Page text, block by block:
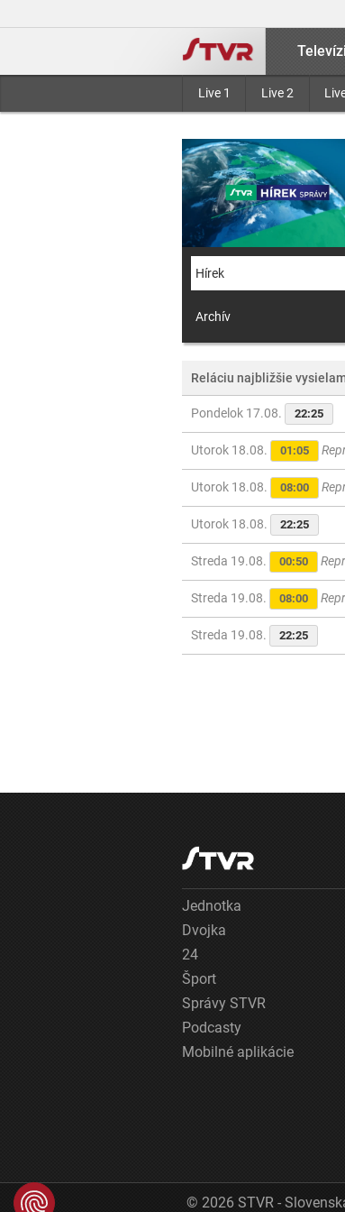
Live 1 Live 2
Hírek
Archív
Reláciu najbližšie
Pondelok 17.08. 22:25
Utorok 18.08. 01:05
Utorok 18.08. 08:00
Utorok 18.08. 22:25
Streda 19.08. 00:50
Streda 19.08. 08:00
Streda 19.08. 22:25
Jednotka
Dvojka
24
Šport
Správy STVR
Podcasty
Mobilné aplikácie
© 2026 STVR -